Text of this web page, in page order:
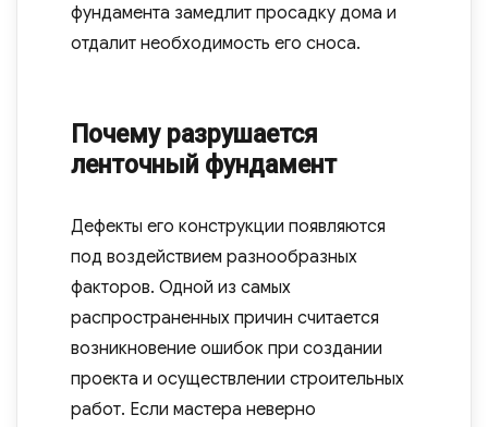
фундамента замедлит просадку дома и
отдалит необходимость его сноса.
Почему разрушается
ленточный фундамент
Дефекты его конструкции появляются
под воздействием разнообразных
факторов. Одной из самых
распространенных причин считается
возникновение ошибок при создании
проекта и осуществлении строительных
работ. Если мастера неверно